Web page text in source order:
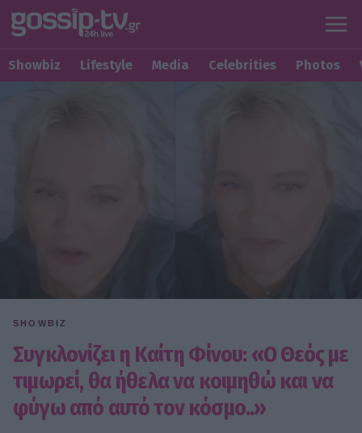
Showbiz Lifestyle Media Celebrities Photos
SHOWBIZ
Συγκλονίζει η Καίτη Φίνου: «Ο Θεός με
τιμωρεί, θα ήθελα να κοιμηθώ και να
φύγω από αυτό τον κόσμο..»